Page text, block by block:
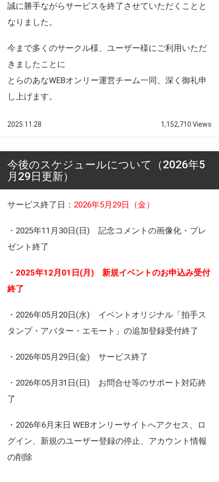
誠に勝手ながらサービスを終了させていただくことと
なりました。
今まで多くのサークル様、ユーザー様にご利用いただ
きましたことに
とらのあなWEBオンリー運営チーム一同、深く御礼申
し上げます。
2025.11.28 1,152,710 Views
今後のスケジュールについて（2026年5
月29日更新）
サービス終了日： 2026年5月29日（金）
・2025年11月30日(日) 記念コメントの画像化・プレ
ゼント終了
・2025年12月01日(月) 新規イベントのお申込み受付
終了
・2026年05月20日(水) イベントオリジナル「拍手ス
タンプ・アバター・エモート」の追加登録受付終了
・2026年05月29日(金) サービス終了
・2026年05月31日(日) お問合せ等のサポート対応終
了
・2026年6月末日 WEBオンリーサイトへアクセス、ロ
グイン、新規のユーザー登録の停止、アカウント情報
の削除